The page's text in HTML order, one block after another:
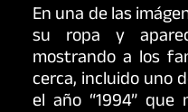
En una de las
su ropa y
mostrando a los
cerca, incluido uno
el año “1994”